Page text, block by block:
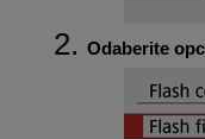
Odaberite